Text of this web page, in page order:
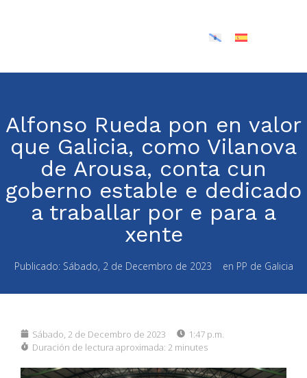
Alfonso Rueda pon en valor
que Galicia, como Vilanova
de Arousa, conta cun
goberno estable e dedicado
a traballar por e para a
xente
Publicado: Sábado, 2 de Decembro de 2023 en PP de Galicia
Sábado, 2 de Decembro de 2023
1:47 p.m.
Duración de lectura aproximada: 2 minutes